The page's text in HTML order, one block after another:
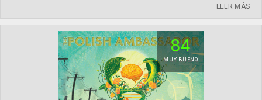
LEER MÁS
84
MUY BUENO